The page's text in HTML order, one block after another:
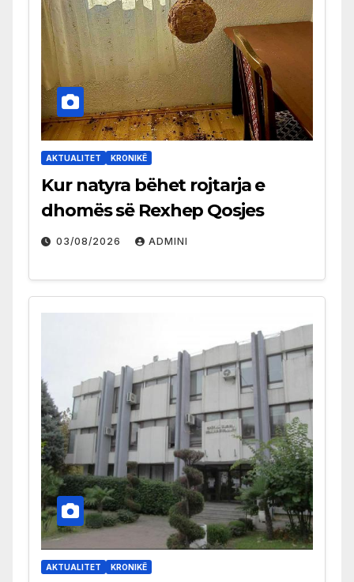
AKTUALITET KRONIKË
Kur natyra bëhet rojtarja e
dhomës së Rexhep Qosjes
03/08/2026 ADMINI
AKTUALITET KRONIKË